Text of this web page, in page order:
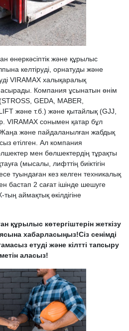
өнеркәсіптік және құрылыс
келтіруді, орнатуды және
VIRAMAX халықаралық
Компания ұсынатын өнім
GEDA, MABER,
және т.б.) және қытайлық (GJJ,
VIRAMAX сонымен қатар бұл
және пайдаланылған жабдық
етілген. Ал компания
мен бөлшектердің тұрақты
(мысалы, лифттің биіктігін
туындаған кез келген техникалық
бастап 2 сағат ішінде шешуге
тың аймақтық өкілдігіне
құрылыс көтергіштерін жеткізу
хабарласыңыз!Сіз сенімді
етуді және кілтті тапсыру
аласыз!